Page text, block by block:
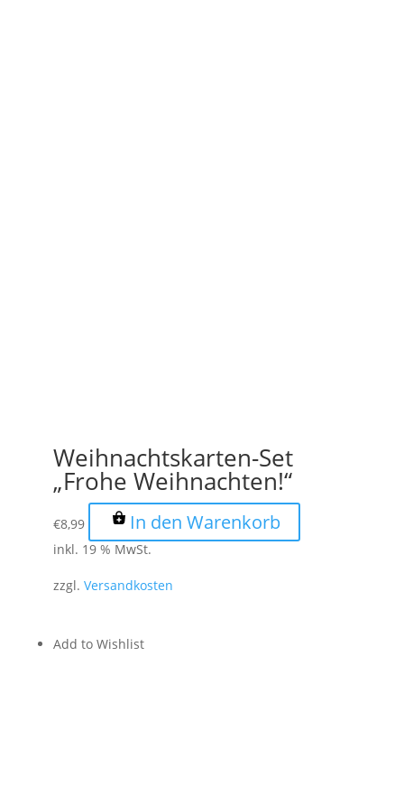
Weihnachtskarten-Set
„Frohe Weihnachten!“
€8,99 In den Warenkorb
inkl. 19 % MwSt.
zzgl. Versandkosten
Add to Wishlist